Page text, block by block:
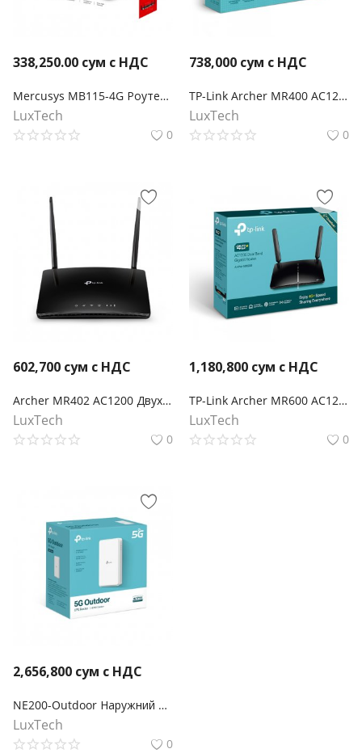
338,250.00 сум с НДС
Mercusys MB115-4G Роутер Wi-Fi N300 с поддержкой 4G LTE
LuxTech
0
738,000 сум с НДС
TP-Link Archer MR400 AC1200 Двухдиапазонный беспроводной 4G LTE маршрутизатор co слотом для SIM-карты
LuxTech
0
602,700 сум с НДС
Archer MR402 AC1200 Двухдиапазонный беспроводной 4G LTE маршрутизатор
LuxTech
0
1,180,800 сум с НДС
TP-Link Archer MR600 AC1200 Двухдиапазонный беспроводной гигабитный 4G+ Cat.6 LTE маршрутизатор co слотом для SIM-карты
LuxTech
0
2,656,800 сум с НДС
NE200-Outdoor Наружний 5G маршрутизатор
LuxTech
0